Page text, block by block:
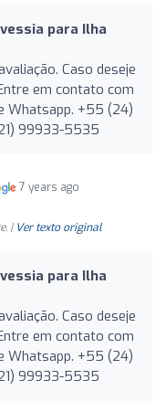
para Ilha
Caso deseje
em contato com
Whatsapp. +55 (24)
99933-5535
7 years ago
| Ver texto original
para Ilha
Caso deseje
em contato com
Whatsapp. +55 (24)
99933-5535